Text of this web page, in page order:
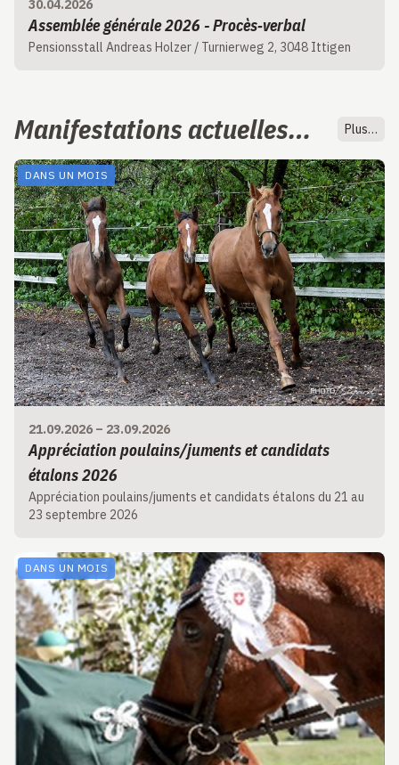
30.04.2026
Assemblée générale 2026 - Procès‑verbal
Pensionsstall Andreas Holzer / Turnierweg 2, 3048 Ittigen
Manifestations actuelles… Plus…
DANS UN MOIS
21.09.2026 – 23.09.2026
Appréciation poulains/juments et candidats
étalons 2026
Appréciation poulains/juments et candidats étalons du 21 au
23 septembre 2026
DANS UN MOIS